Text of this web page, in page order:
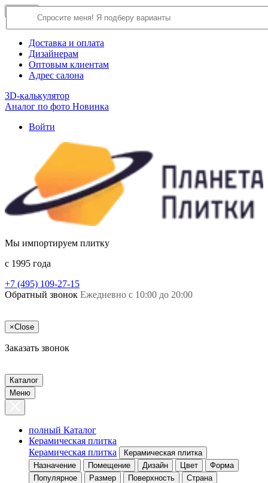
О компании
Доставка и оплата
Дизайнерам
Оптовым клиентам
Адрес салона
3D-калькулятор
Аналог по фото Новинка
Войти
Мы импортируем плитку
c 1995 года
+7 (495) 109-27-15
Обратный звонок Ежедневно с 10:00 до 20:00
×Close
Заказать звонок
Каталог
Меню
полный Каталог
Керамическая плитка
Керамическая плитка
Керамическая плитка
Назначение
Помещение Дизайн Цвет
Форма
Популярное
Размер Поверхность Страна